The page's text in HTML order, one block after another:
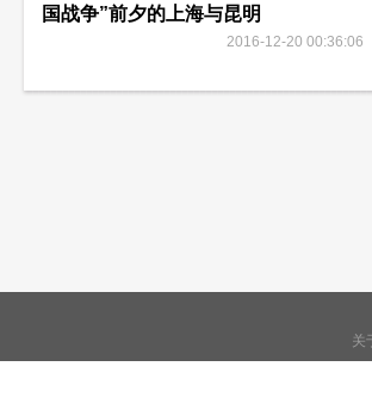
国战争”前夕的上海与昆明
2016-12-20 00:36:06
关